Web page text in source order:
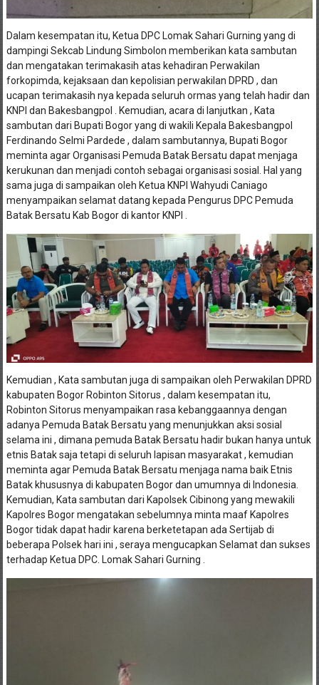
Dalam kesempatan itu, Ketua DPC Lomak Sahari Gurning yang di
dampingi Sekcab Lindung Simbolon memberikan kata sambutan
dan mengatakan terimakasih atas kehadiran Perwakilan
forkopimda, kejaksaan dan kepolisian perwakilan DPRD , dan
ucapan terimakasih nya kepada seluruh ormas yang telah hadir dan
KNPI dan Bakesbangpol . Kemudian, acara di lanjutkan , Kata
sambutan dari Bupati Bogor yang di wakili Kepala Bakesbangpol
Ferdinando Selmi Pardede , dalam sambutannya, Bupati Bogor
meminta agar Organisasi Pemuda Batak Bersatu dapat menjaga
kerukunan dan menjadi contoh sebagai organisasi sosial. Hal yang
sama juga di sampaikan oleh Ketua KNPI Wahyudi Caniago
menyampaikan selamat datang kepada Pengurus DPC Pemuda
Batak Bersatu Kab Bogor di kantor KNPI .
Kemudian , Kata sambutan juga di sampaikan oleh Perwakilan DPRD
kabupaten Bogor Robinton Sitorus , dalam kesempatan itu,
Robinton Sitorus menyampaikan rasa kebanggaannya dengan
adanya Pemuda Batak Bersatu yang menunjukkan aksi sosial
selama ini , dimana pemuda Batak Bersatu hadir bukan hanya untuk
etnis Batak saja tetapi di seluruh lapisan masyarakat , kemudian
meminta agar Pemuda Batak Bersatu menjaga nama baik Etnis
Batak khususnya di kabupaten Bogor dan umumnya di Indonesia.
Kemudian, Kata sambutan dari Kapolsek Cibinong yang mewakili
Kapolres Bogor mengatakan sebelumnya minta maaf Kapolres
Bogor tidak dapat hadir karena berketetapan ada Sertijab di
beberapa Polsek hari ini , seraya mengucapkan Selamat dan sukses
terhadap Ketua DPC. Lomak Sahari Gurning .